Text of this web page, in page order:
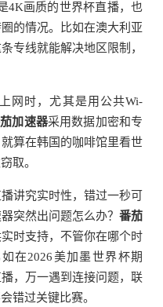
4K画质的世界杯直播，也
的情况。比如在澳大利亚
专线就能解决地区限制，
网时，尤其是用公共Wi-
加速器采用数据加密和专
算在韩国的咖啡馆里看世
取。
讲究实时性，错过一秒可
突然出问题怎么办？ 番茄
时支持，不管你在哪个时
在2026美加墨世界杯期
，万一遇到连接问题，联
错过关键比赛。